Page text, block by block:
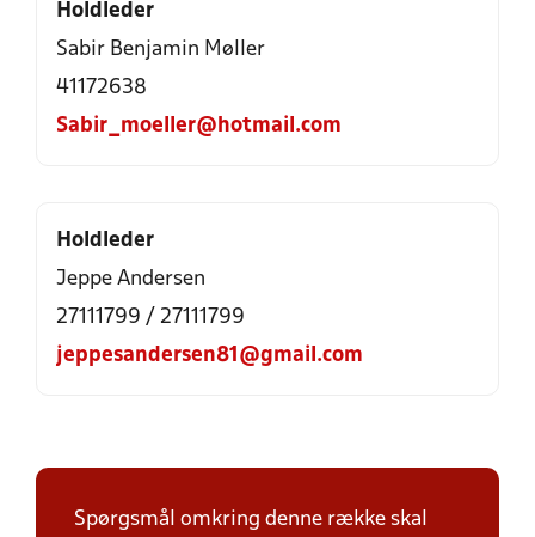
Holdleder
Sabir Benjamin Møller
41172638
Sabir_moeller@hotmail.com
Holdleder
Jeppe Andersen
27111799 / 27111799
jeppesandersen81@gmail.com
Spørgsmål omkring denne række skal